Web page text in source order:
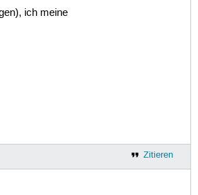
ich meine
Zitieren